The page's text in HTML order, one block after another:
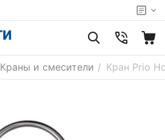
Краны и смесители / Кран Prio